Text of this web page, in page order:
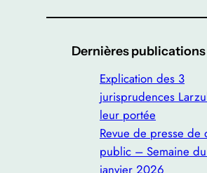
Dernières publications
Explication des 3
jurisprudences
leur portée
Revue de presse de
public – Semaine